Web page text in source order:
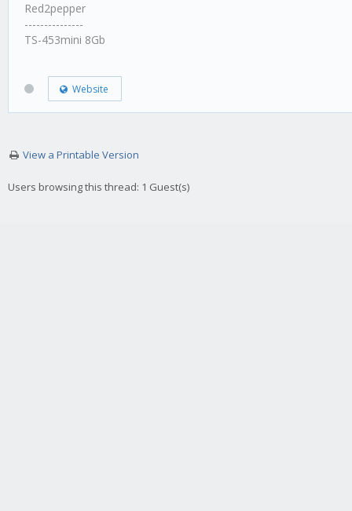
Red2pepper
---------------
TS-453mini 8Gb
Website
View a Printable Version
Users browsing this thread: 1 Guest(s)